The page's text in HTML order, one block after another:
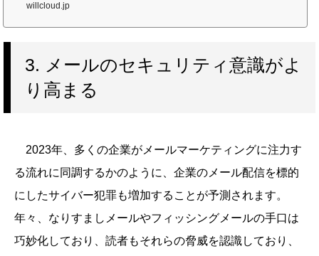
willcloud.jp
3. メールのセキュリティ意識がよ
り高まる
2023年、多くの企業がメールマーケティングに注力す
る流れに同調するかのように、企業のメール配信を標的
にしたサイバー犯罪も増加することが予測されます。
年々、なりすましメールやフィッシングメールの手口は
巧妙化しており、読者もそれらの脅威を認識しており、